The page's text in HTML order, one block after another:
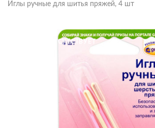
Иглы ручные для шитья пряжей, 4 шт
ТОВАР ОТСУТСТВУЕТ